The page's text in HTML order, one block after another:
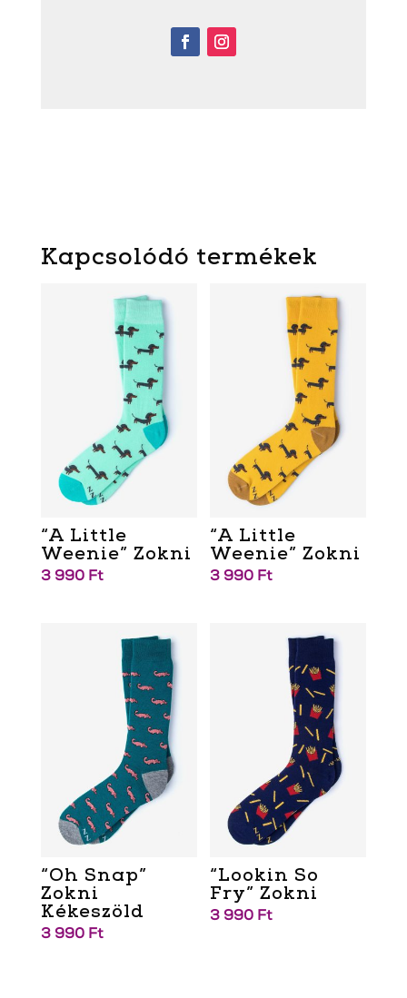
Kapcsolódó termékek
“A Little
Weenie” Zokni
3 990 Ft
“A Little
Weenie” Zokni
3 990 Ft
“Oh Snap”
Zokni
Kékeszöld
3 990 Ft
“Lookin So
Fry” Zokni
3 990 Ft